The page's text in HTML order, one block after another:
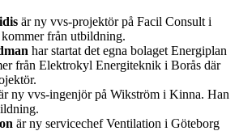
är ny vvs-projektör på Facil Consult i
från utbildning.
har startat det egna bolaget Energiplan
från Elektrokyl Energiteknik i Borås där
ny vvs-ingenjör på Wikström i Kinna. Han
är ny servicechef Ventilation i Göteborg